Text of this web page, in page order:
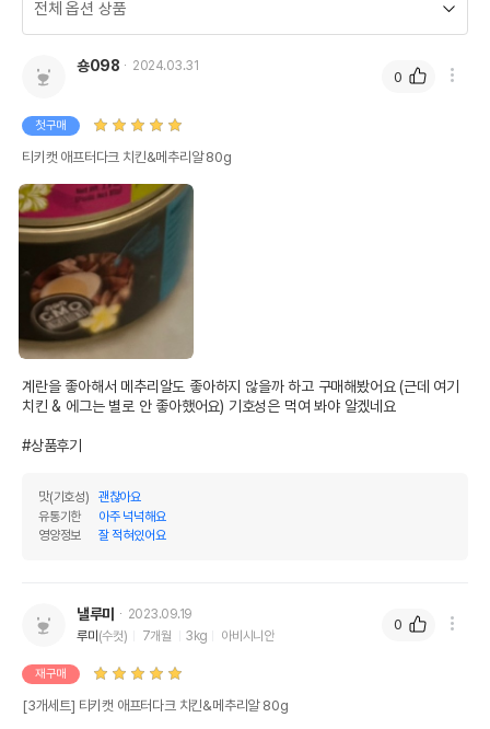
숑098 2024.03.31
첫구매
티키캣 애프터다크 치킨&메추리알 80g
계란을 좋아해서 메추리알도 좋아하지 않을까 하고 구매해봤어요 (근데 여기
치킨 & 에그는 별로 안 좋아했어요) 기호성은 먹여 봐야 알겠네요
#상품후기
맛(기호성)
괜찮아요
유통기한
아주 넉넉해요
영양정보
잘 적혀있어요
0
낼루미
2023.09.19
루미 (수컷) 7개월 3kg 아비시니안
재구매
[3개세트] 티키캣 애프터다크 치킨&메추리알 80g
0